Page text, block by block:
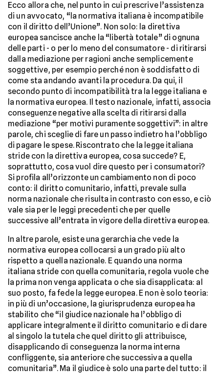
Ecco allora che, nel punto in cui prescrive l’assistenza
di un avvocato, “la normativa italiana è incompatibile
con il diritto dell’Unione”. Non solo: la direttiva
europea sancisce anche la “libertà totale” di ognuna
delle parti - o per lo meno del consumatore - di ritirarsi
dalla mediazione per ragioni anche semplicemente
soggettive, per esempio perché non è soddisfatto di
come sta andando avanti la procedura. Da qui, il
secondo punto di incompatibilità tra la legge italiana e
la normativa europea. Il testo nazionale, infatti, associa
conseguenze negative alla scelta di ritirarsi dalla
mediazione “per motivi puramente soggettivi”: in altre
parole, chi sceglie di fare un passo indietro ha l’obbligo
di pagare le spese. Riscontrato che la legge italiana
stride con la direttiva europea, cosa succede? E,
soprattutto, cosa vuol dire questo per i consumatori?
Si profila all’orizzonte un cambiamento non di poco
conto: il diritto comunitario, infatti, prevale sulla
norma nazionale che risulta in contrasto con esso, e ciò
vale sia per le leggi precedenti che per quelle
successive all’entrata in vigore della direttiva europea.
In altre parole, esiste una gerarchia che vede la
normativa europea collocarsi a un grado più alto
rispetto a quella nazionale. E quando una norma
italiana stride con quella comunitaria, regola vuole che
la prima non venga applicata o che sia disapplicata: al
suo posto, fa fede la legge europea. E non è solo teoria:
in più di un’occasione, la giurisprudenza europea ha
stabilito che “il giudice nazionale ha l’obbligo di
applicare integralmente il diritto comunitario e di dare
al singolo la tutela che quel diritto gli attribuisce,
disapplicando di conseguenza la norma interna
confliggente, sia anteriore che successiva a quella
comunitaria”. Ma il giudice è solo una parte del tutto: il